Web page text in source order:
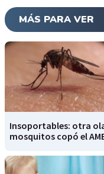
MÁS PARA VER
Insoportables: otra
mosquitos copó el